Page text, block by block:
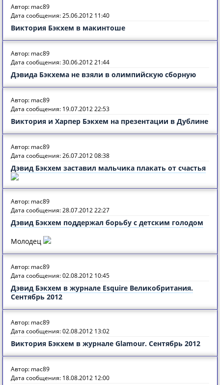
Автор: mac89
Дата сообщения: 25.06.2012 11:40
Виктория Бэкхем в макинтоше
Автор: mac89
Дата сообщения: 30.06.2012 21:44
Дэвида Бэкхема не взяли в олимпийскую сборную
Автор: mac89
Дата сообщения: 19.07.2012 22:53
Виктория и Харпер Бэкхем на презентации в Дублине
Автор: mac89
Дата сообщения: 26.07.2012 08:38
Дэвид Бэкхем заставил мальчика плакать от счастья
Автор: mac89
Дата сообщения: 28.07.2012 22:27
Дэвид Бэкхем поддержал борьбу с детским голодом
Молодец
Автор: mac89
Дата сообщения: 02.08.2012 10:45
Дэвид Бэкхем в журнале Esquire Великобритания.
Сентябрь 2012
Автор: mac89
Дата сообщения: 02.08.2012 13:02
Виктория Бэкхем в журнале Glamour. Сентябрь 2012
Автор: mac89
Дата сообщения: 18.08.2012 12:00